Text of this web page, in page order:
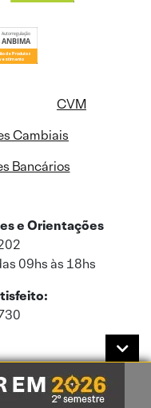
CVM
Cambiais
Bancários
e Orientações
09hs às 18hs
com a nossaPolítica de
Privacidade.